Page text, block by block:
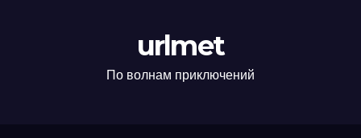
urlmet
По волнам приключений